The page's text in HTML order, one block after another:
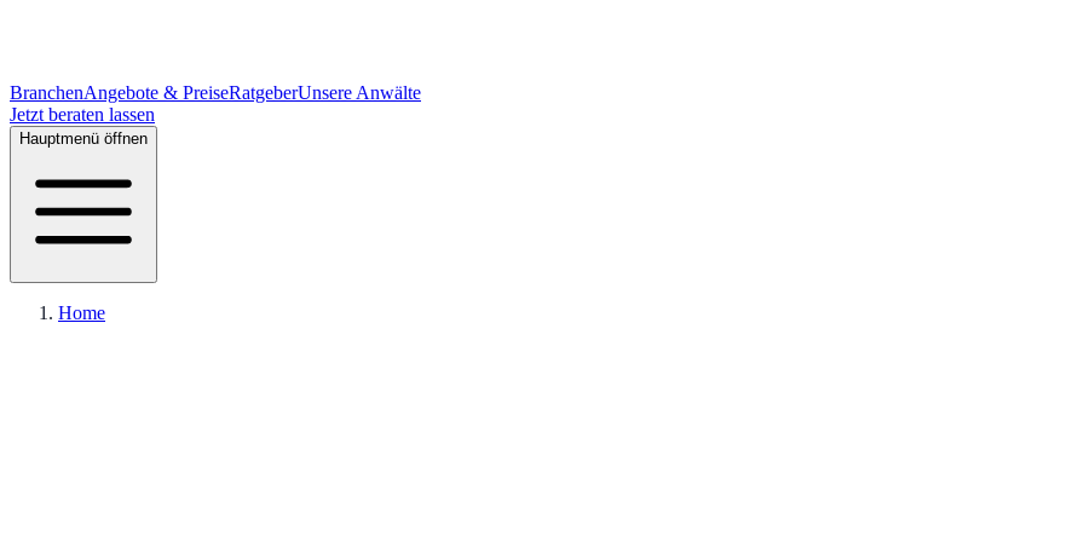
BranchenAngebote & PreiseRatgeberUnsere Anwälte
Jetzt beraten lassen
Hauptmenü öffnen
Home